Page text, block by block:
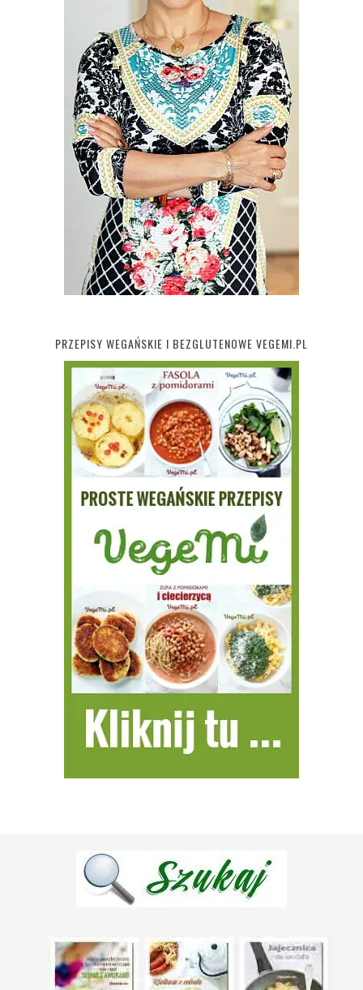
PRZEPISY WEGAŃSKIE I BEZGLUTENOWE VEGEMI.PL